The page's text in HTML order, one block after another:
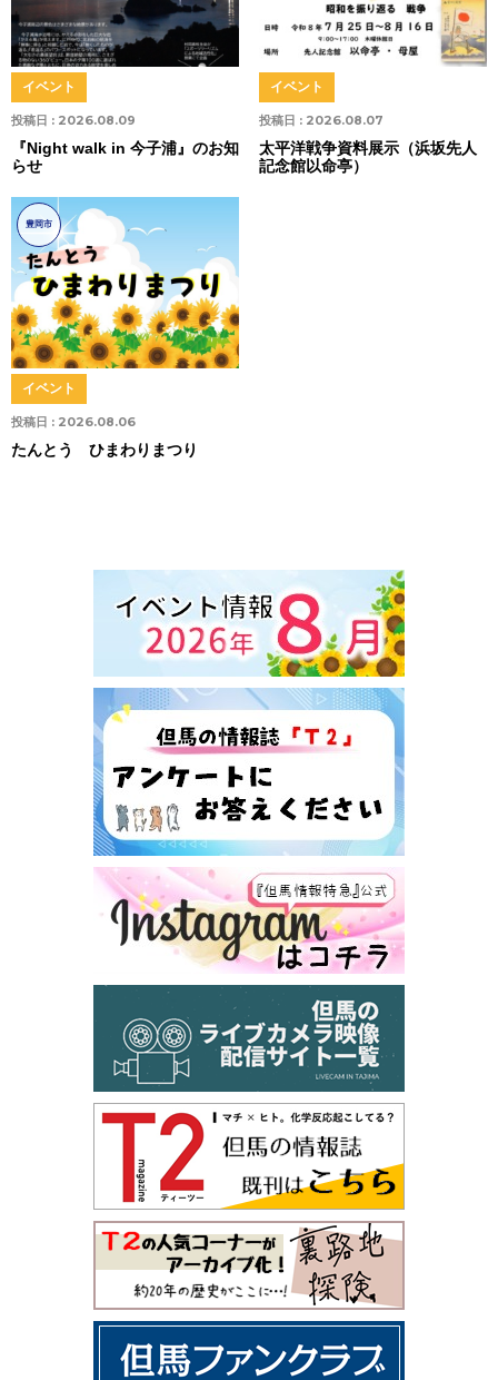
投稿日 : 2026.08.09
イベント
『Night walk in 今子浦』のお知
らせ
投稿日 : 2026.08.07
イベント
太平洋戦争資料展示（浜坂先人
記念館以命亭）
豊岡市
投稿日 : 2026.08.06
イベント
たんとう ひまわりまつり